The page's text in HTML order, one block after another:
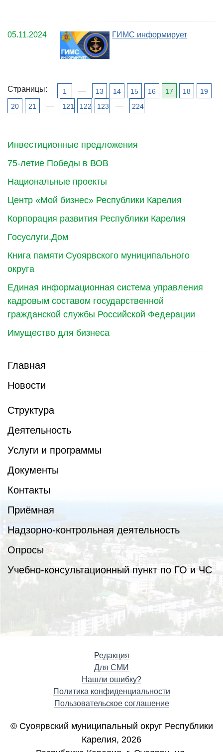
Инвестиционные предложения
75-летие Победы в ВОВ
Национальные проекты
Центр «Мой бизнес» Республики Карелия
Корпорация развития Республики Карелия
Госуслуги.Дом
Книга памяти Суоярвского муниципального
округа
Единая информационная система управления
кадровым составом государственной
гражданской службы Российской Федерации
Имущество для бизнеса
Главная
Новости
Структура
Деятельность
Услуги и программы
Документы
Контакты
Приёмная
Надзорно-контрольная деятельность
Опросы
Учебно-консультационный пункт по ГО и ЧС
05.11.2024 ГИМС информирует
Страницы: 1 — 13 14 15 16 17 18
19
20
21 — 121 122 123 — 224
Редакция
Для СМИ
Нашли ошибку?
Политика конфиденциальности
Пользовательское соглашение
© Суоярвский муниципальный округ Республики
Карелия, 2026